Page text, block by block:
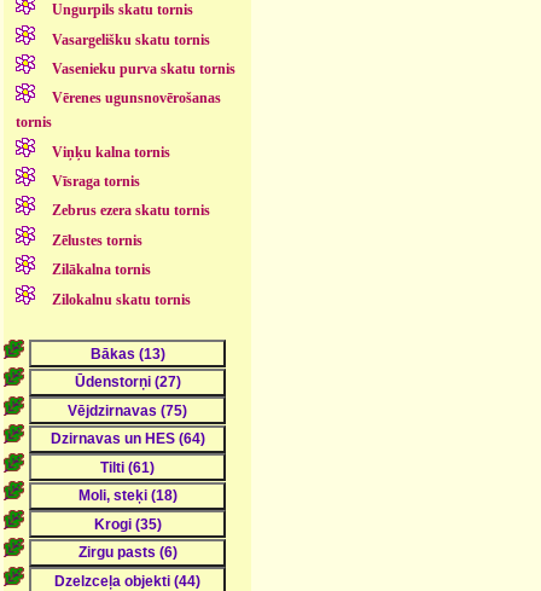
Ungurpils skatu tornis
Vasargelišku skatu tornis
Vasenieku purva skatu tornis
Vērenes ugunsnovērošanas
tornis
Viņķu kalna tornis
Vīsraga tornis
Zebrus ezera skatu tornis
Zēlustes tornis
Zilākalna tornis
Zilokalnu skatu tornis